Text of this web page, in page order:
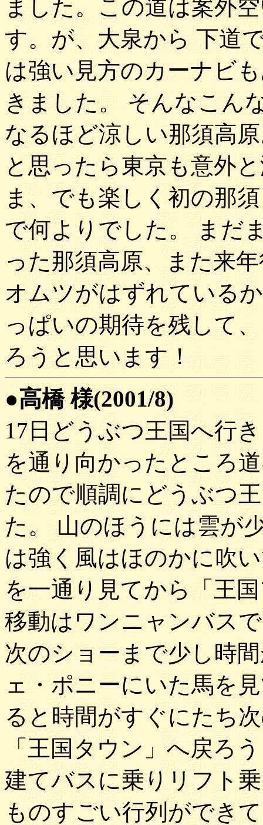
ました。この道は案外
す。が、大泉から 下道
は強い見方のカーナビ
きました。 そんなこん
なるほど涼しい那須高
と思ったら東京も意外
ま、でも楽しく初の那
で何よりでした。 まだ
った那須高原、また来
オムツがはずれている
っぱいの期待を残して
ろうと思います！
●高橋 様(2001/8)
17日どうぶつ王国へ行
を通り向かったところ
たので順調にどうぶつ
た。 山のほうには雲が
は強く風はほのかに吹
を一通り見てから「王
移動はワンニャンバス
次のショーまで少し時
ェ・ポニーにいた馬を
ると時間がすぐにたち
「王国タウン」へ戻ろ
建てバスに乗りリフト
ものすごい行列ができ